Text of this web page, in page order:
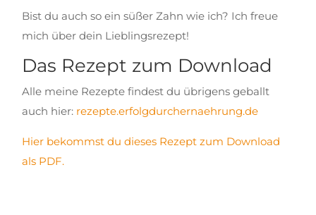
Bist du auch so ein süßer Zahn wie ich? Ich freue
mich über dein Lieblingsrezept!
Das Rezept zum Download
Alle meine Rezepte findest du übrigens geballt
auch hier: rezepte.erfolgdurchernaehrung.de
Hier bekommst du dieses Rezept zum Download
als PDF.